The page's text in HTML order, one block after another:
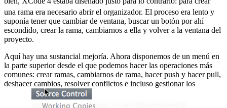
una rama era necesario abrir el organizador. El proceso era lento y
suponía tener que cambiar de ventana, buscar un botón por ahí
escondido, crear la rama, cambiarnos a ella y volver a la ventana del
proyecto.
Aquí hay una sustancial mejoría. Ahora disponemos de un menú en
la parte superior desde el que podemos hacer las operaciones más
comunes: crear ramas, cambiarnos de rama, hacer push y hacer pull,
deshacer cambios, resolver conflictos e incluso gestionar los